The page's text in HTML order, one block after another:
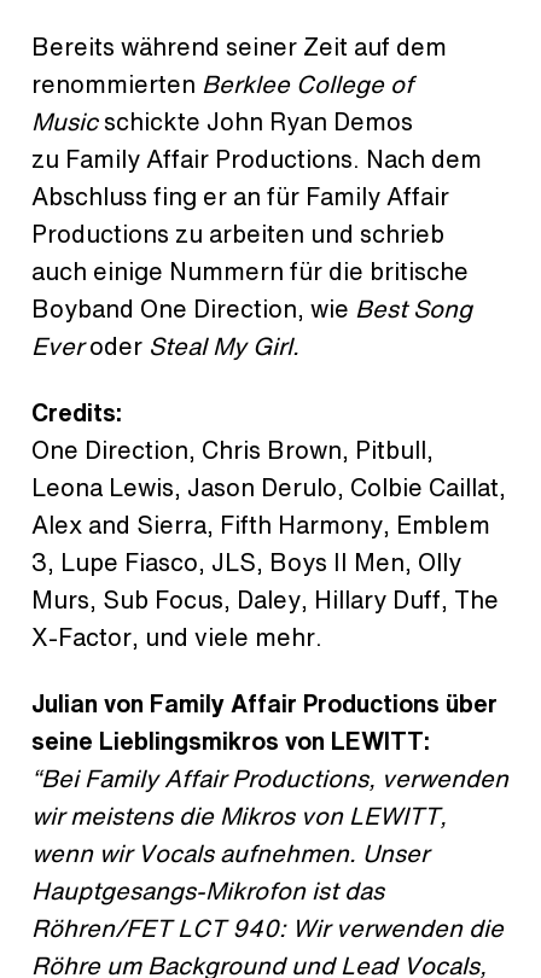
Bereits während seiner Zeit auf dem
renommierten Berklee College of
Musicschickte John Ryan Demos
zu Family Affair Productions. Nach dem
Abschluss fing er an für Family Affair
Productions zu arbeiten und schrieb
auch einige Nummern für die britische
Boyband One Direction, wie Best Song
Everoder Steal My Girl.
Credits:
One Direction, Chris Brown, Pitbull,
Leona Lewis, Jason Derulo, Colbie Caillat,
Alex and Sierra, Fifth Harmony, Emblem
3, Lupe Fiasco, JLS, Boys II Men, Olly
Murs, Sub Focus, Daley, Hillary Duff, The
X-Factor, und viele mehr.
Julian von Family Affair Productions über
seine Lieblingsmikros von LEWITT:
“Bei Family Affair Productions, verwenden
wir meistens die Mikros von LEWITT,
wenn wir Vocals aufnehmen. Unser
Hauptgesangs-Mikrofon ist das
Röhren/FET LCT 940: Wir verwenden die
Röhre um Background und Lead Vocals,